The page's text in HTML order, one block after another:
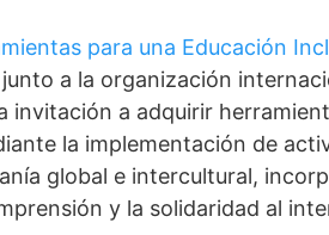
para una Educación
a la organización
invitación a adquirir
la implementación de
global e intercultural,
y la solidaridad al